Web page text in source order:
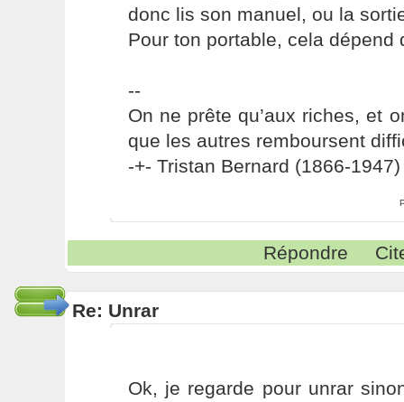
donc lis son manuel, ou la
Pour ton portable, cela dépend
--
On ne prête qu’aux riches, et
que les autres remboursent
-+- Tristan Bernard (1866-1947)
Répondre
Re: Unrar
Ok, je regarde pour unrar